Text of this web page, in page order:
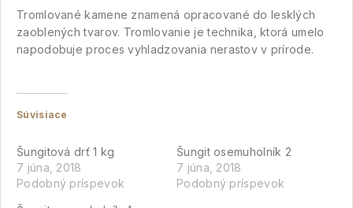
Tromlované kamene znamená opracované do lesklých
zaoblených tvarov. Tromlovanie je technika, ktorá umelo
napodobuje proces vyhladzovania nerastov v prírode.
Súvisiace
Šungitová drť 1 kg
7 júna, 2018
Podobný príspevok
Šungit osemuholník 2
7 júna, 2018
Podobný príspevok